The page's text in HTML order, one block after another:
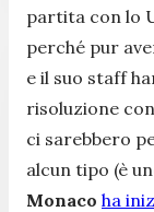
partita con lo
perché pur
e il suo staff
risoluzione
ci sarebbero
alcun tipo (è
Monaco ha